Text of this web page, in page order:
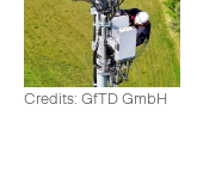
Credits: GfTD GmbH